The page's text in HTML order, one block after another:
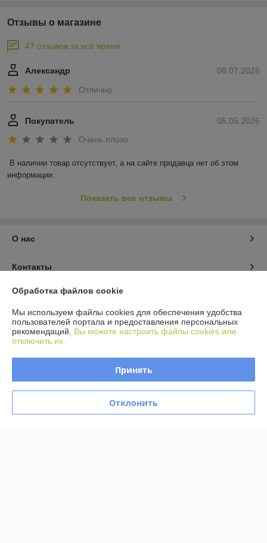
Отзывы о магазине
47 отзывов за всё время
08.07.2026
Александр
Отлично
05.05.2026
Покупатель
Очень плохо
В наличии товар отсутствует, а на сайте продавца нет об этом
информации.
Показать все отзывы
О нас
Контакты
Доставка и оплата
График работы
Политика обработки cookies
Сайт создан на платформе Deal.by
Обработка файлов cookie
Мы используем файлы cookies для обеспечения удобства
пользователей портала и предоставления персональных
рекомендаций. Вы можете настроить файлы cookies или
отключить их.
Принять
Отклонить